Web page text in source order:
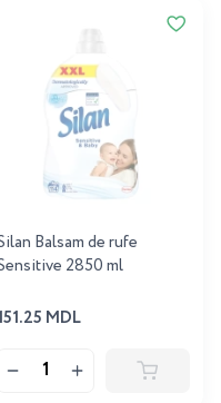
Balsam de rufe
2850 ml
MDL